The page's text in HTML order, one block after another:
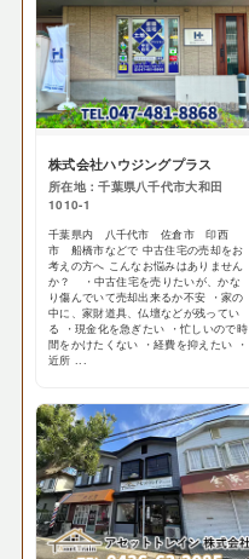
株式会社ハウジングプラス
所在地：千葉県八千代市大和田
1010-1
千葉県内 八千代市 佐倉市 印西
市 船橋市などで 中古住宅の売却をお
考えの方へ こんなお悩みはありません
か？ ・中古住宅を売りたいが、かな
り傷んでいて売却出来るか不安 ・家の
中に、家財道具、仏壇などが残ってい
る ・現金化を急ぎたい ・忙しいので時
間をかけたくない ・経費を抑えたい ・
近所 ...